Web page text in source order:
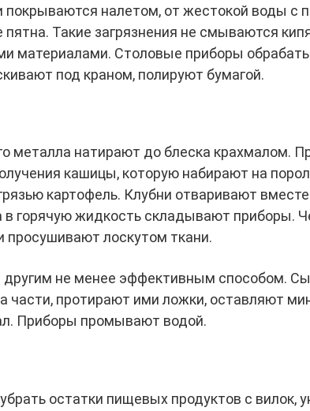
покрываются налетом, от жестокой воды с
Такие загрязнения не смываются
материалами. Столовые приборы
под краном, полируют бумагой.
металла натирают до блеска крахмалом.
кашицы, которую набирают на
картофель. Клубни отваривают
в горячую жидкость складывают приборы.
просушивают лоскутом ткани.
не менее эффективным способом.
части, протирают ими ложки, оставляют
Приборы промывают водой.
остатки пищевых продуктов с вилок,